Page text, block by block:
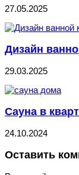
27.05.2025
Дизайн
29.03.2025
Сауна в
24.10.2024
Оставить